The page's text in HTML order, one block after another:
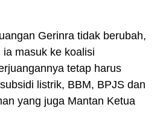
Gerinra tidak berubah,
masuk ke koalisi
tetap harus
listrik, BBM, BPJS dan
yang juga Mantan Ketua